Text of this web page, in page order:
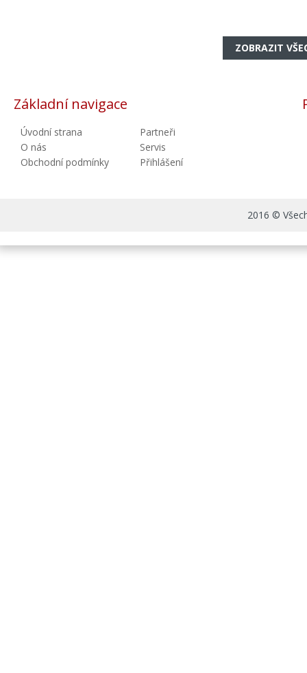
ZOBRAZIT
Základní navigace
Úvodní strana
O nás
Obchodní podmínky
Partneři
Servis
Přihlášení
2016 ©